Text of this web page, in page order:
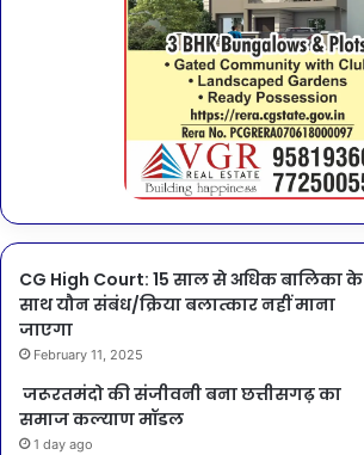
CG High Court: 15 साल से अधिक बालिका के
साथ यौन संबंध/क्रिया बलात्कार नहीं माना
जाएगा
February 11, 2025
जरूरतमंदो की संजीवनी बना छत्तीसगढ़ का
समाज कल्याण मॉडल
1 day ago